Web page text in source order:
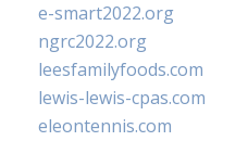
e-smart2022.org
ngrc2022.org
leesfamilyfoods.com
lewis-lewis-cpas.com
eleontennis.com